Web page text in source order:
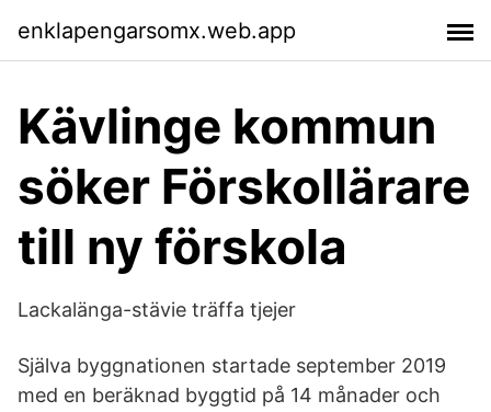
enklapengarsomx.web.app
Kävlinge kommun
söker Förskollärare
till ny förskola
Lackalänga-stävie träffa tjejer
Själva byggnationen startade september 2019
med en beräknad byggtid på 14 månader och